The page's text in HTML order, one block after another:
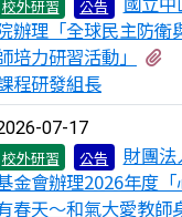
校外研習 公告
辦理「全球民主防衛
培力研習活動」
程研發組長
07-17
校外研習 公告
財團法
金會辦理2026年度
春天～和氣大愛教師